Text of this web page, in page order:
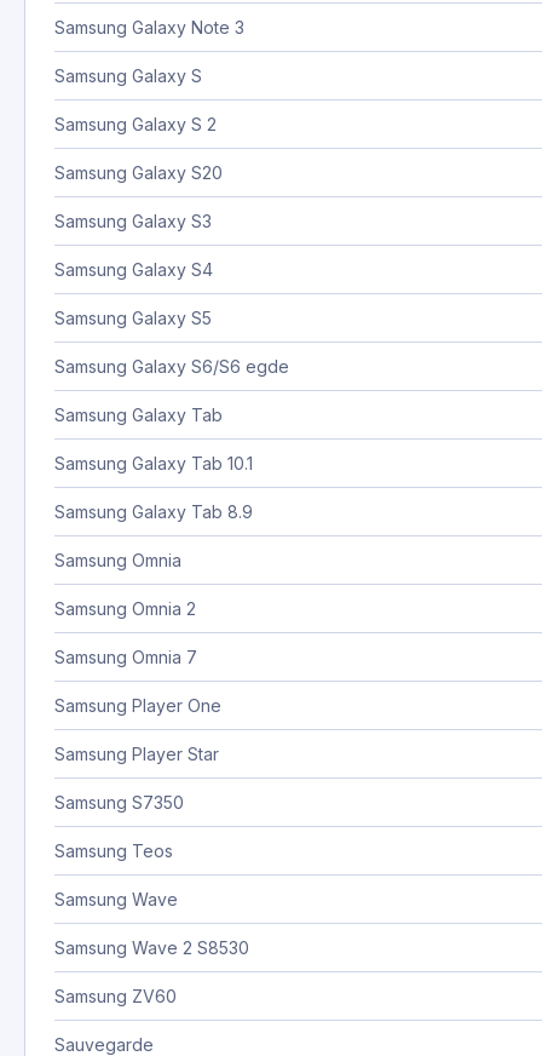
Samsung Galaxy Note 3
Samsung Galaxy S
Samsung Galaxy S 2
Samsung Galaxy S20
Samsung Galaxy S3
Samsung Galaxy S4
Samsung Galaxy S5
Samsung Galaxy S6/S6 egde
Samsung Galaxy Tab
Samsung Galaxy Tab 10.1
Samsung Galaxy Tab 8.9
Samsung Omnia
Samsung Omnia 2
Samsung Omnia 7
Samsung Player One
Samsung Player Star
Samsung S7350
Samsung Teos
Samsung Wave
Samsung Wave 2 S8530
Samsung ZV60
Sauvegarde